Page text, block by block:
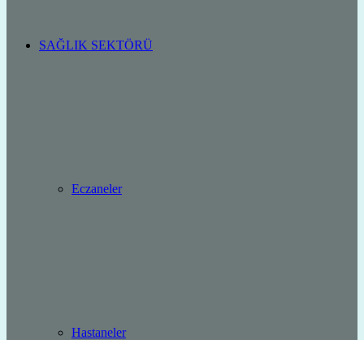
SAĞLIK SEKTÖRÜ
Eczaneler
Hastaneler